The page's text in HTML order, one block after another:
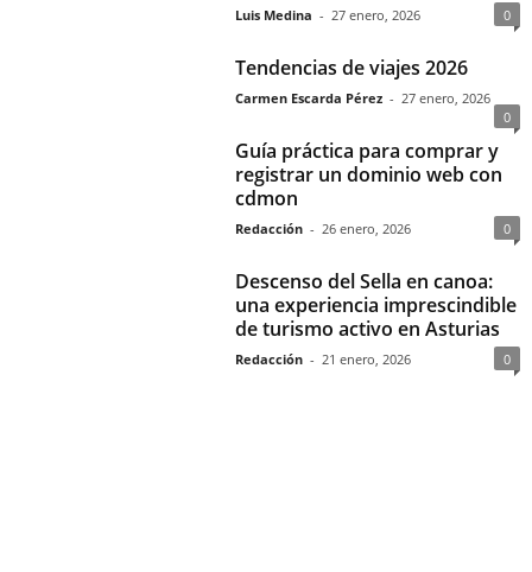
Luis Medina - 27 enero, 2026 0
Tendencias de viajes 2026
Carmen Escarda Pérez - 27 enero, 2026
0
Guía práctica para comprar y
registrar un dominio web con
cdmon
Redacción - 26 enero, 2026 0
Descenso del Sella en canoa:
una experiencia imprescindible
de turismo activo en Asturias
Redacción - 21 enero, 2026 0